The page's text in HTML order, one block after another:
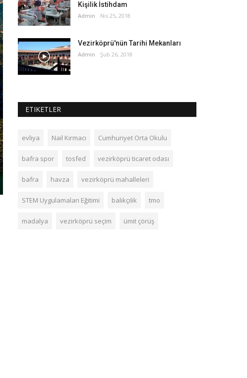
Kişilik İstihdam
Admin Nis 25, 2018
Vezirköprü'nün Tarihi Mekanları
Admin Şub 26, 2018
ETIKETLER
evliya Nail Kırmacı Cumhuriyet Orta Okulu
bafra spor tosfed vezirköprü ticaret odası
bafra havza vezirköprü mahalleleri
STEM Uygulamaları Eğitimi balıkçılık tmo
madalya vezirköprü seçim ümit çörüş